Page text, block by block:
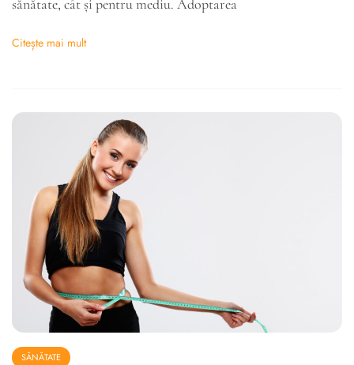
sănătate, cât și pentru mediu. Adoptarea
Citește mai mult
SĂNĂTATE